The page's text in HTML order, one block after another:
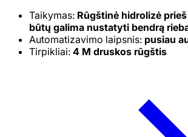
Taikymas: Rūgštinė hidrolizė
būtų galima nustatyti bendrą
Automatizavimo laipsnis: pusiau
Tirpikliai: 4 M druskos rūgštis